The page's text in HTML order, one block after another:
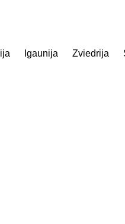
Igaunija Zviedrija